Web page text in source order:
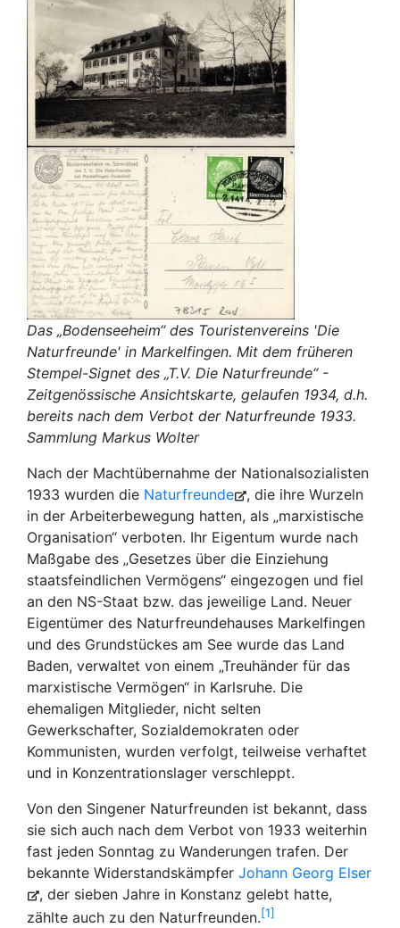
Das „Bodenseeheim“ des Touristenvereins 'Die
Naturfreunde' in Markelfingen. Mit dem früheren
Stempel-Signet des „T.V. Die Naturfreunde“ -
Zeitgenössische Ansichtskarte, gelaufen 1934, d.h.
bereits nach dem Verbot der Naturfreunde 1933.
Sammlung Markus Wolter
Nach der Machtübernahme der Nationalsozialisten
1933 wurden die Naturfreunde
, die ihre Wurzeln
in der Arbeiterbewegung hatten, als „marxistische
Organisation“ verboten. Ihr Eigentum wurde nach
Maßgabe des „Gesetzes über die Einziehung
staatsfeindlichen Vermögens“ eingezogen und fiel
an den NS-Staat bzw. das jeweilige Land. Neuer
Eigentümer des Naturfreundehauses Markelfingen
und des Grundstückes am See wurde das Land
Baden, verwaltet von einem „Treuhänder für das
marxistische Vermögen“ in Karlsruhe. Die
ehemaligen Mitglieder, nicht selten
Gewerkschafter, Sozialdemokraten oder
Kommunisten, wurden verfolgt, teilweise verhaftet
und in Konzentrationslager verschleppt.
Von den Singener Naturfreunden ist bekannt, dass
sie sich auch nach dem Verbot von 1933 weiterhin
fast jeden Sonntag zu Wanderungen trafen. Der
bekannte Widerstandskämpfer Johann Georg Elser
, der sieben Jahre in Konstanz gelebt hatte,
zählte auch zu den Naturfreunden. 1